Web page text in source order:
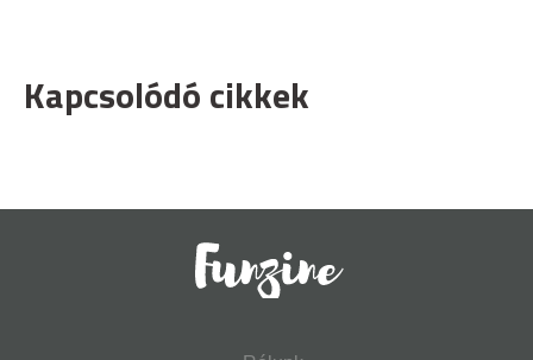
Kapcsolódó cikkek